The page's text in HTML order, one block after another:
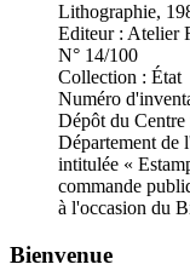
Lithographie,
Editeur : Atelier
N° 14/100
Collection : État
Numéro
Dépôt du Centre
Département de
intitulée «
commande
à l'occasion du
Bienvenue